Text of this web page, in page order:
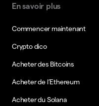
En savoir plus
Commencer maintenant
Crypto dico
Acheter des Bitcoins
Acheter de l’Ethereum
Acheter du Solana